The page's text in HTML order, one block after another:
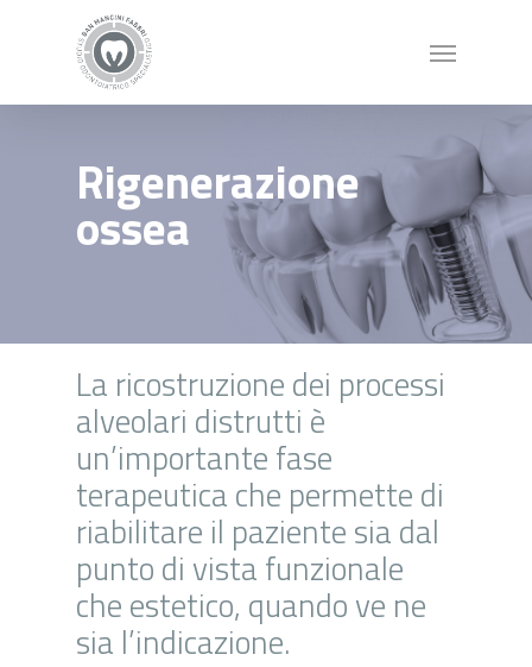
Rigenerazione
ossea
La ricostruzione dei processi
alveolari distrutti è
un’importante fase
terapeutica che permette di
riabilitare il paziente sia dal
punto di vista funzionale
che estetico, quando ve ne
sia l’indicazione.